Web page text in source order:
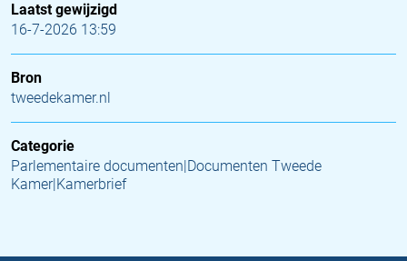
Laatst gewijzigd
16-7-2026 13:59
Bron
tweedekamer.nl
Categorie
Parlementaire documenten|Documenten Tweede
Kamer|Kamerbrief